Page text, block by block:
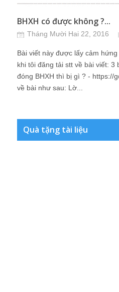
BHXH có được không ?...
Tháng Mười Hai 22, 2016
Bài viết này được lấy cảm
khi tôi đăng tải stt về bài viết: 3
đóng BHXH thì bị gì ? - https://
về bài như sau: Lờ...
Quà tặng tài liệu